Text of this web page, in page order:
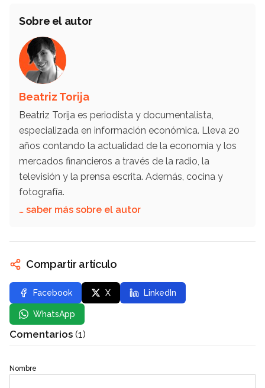
Sobre el autor
Beatriz Torija
Beatriz Torija es periodista y documentalista,
especializada en información económica. Lleva 20
años contando la actualidad de la economía y los
mercados financieros a través de la radio, la
televisión y la prensa escrita. Además, cocina y
fotografía.
… saber más sobre el autor
Compartir artículo
Facebook X LinkedIn
WhatsApp
Comentarios (1)
Nombre